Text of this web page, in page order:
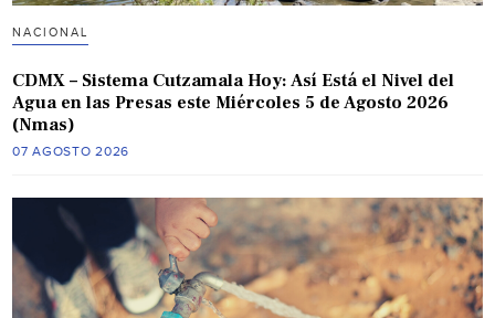
NACIONAL
CDMX – Sistema Cutzamala Hoy: Así Está el Nivel del
Agua en las Presas este Miércoles 5 de Agosto 2026
(Nmas)
07 AGOSTO 2026